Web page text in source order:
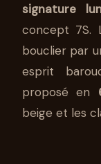
signature
concept 7S.
bouclier par
esprit
proposé en
beige et les